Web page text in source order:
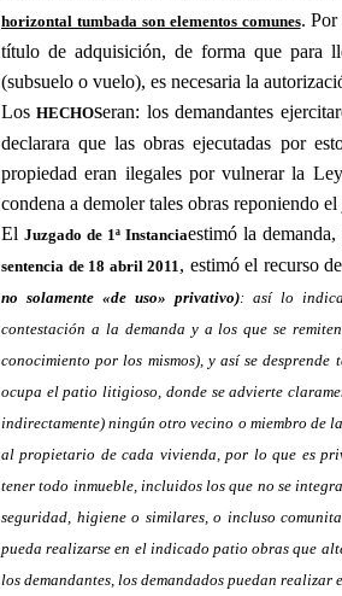
horizontal tumbada son elementos comunes. Por
título de adquisición, de forma que para
(subsuelo o vuelo), es necesaria la
LosHECHOSeran: los demandantes
declarara que las obras ejecutadas por
propiedad eran ilegales por vulnerar la
condena a demoler tales obras reponiendo
ElJuzgado de 1ª Instanciaestimó la demanda,
sentencia de 18 abril 2011, estimó el recurso
no solamente «de uso» privativo): así lo
contestación a la demanda y a los que se
conocimiento por los mismos), y así se
ocupa el patio litigioso, donde se advierte
indirectamente) ningún otro vecino o miembro de
al propietario de cada vivienda, por lo que es
tener todo inmueble, incluidos los que no se
seguridad, higiene o similares, o incluso
pueda realizarse en el indicado patio obras que
los demandantes, los demandados puedan